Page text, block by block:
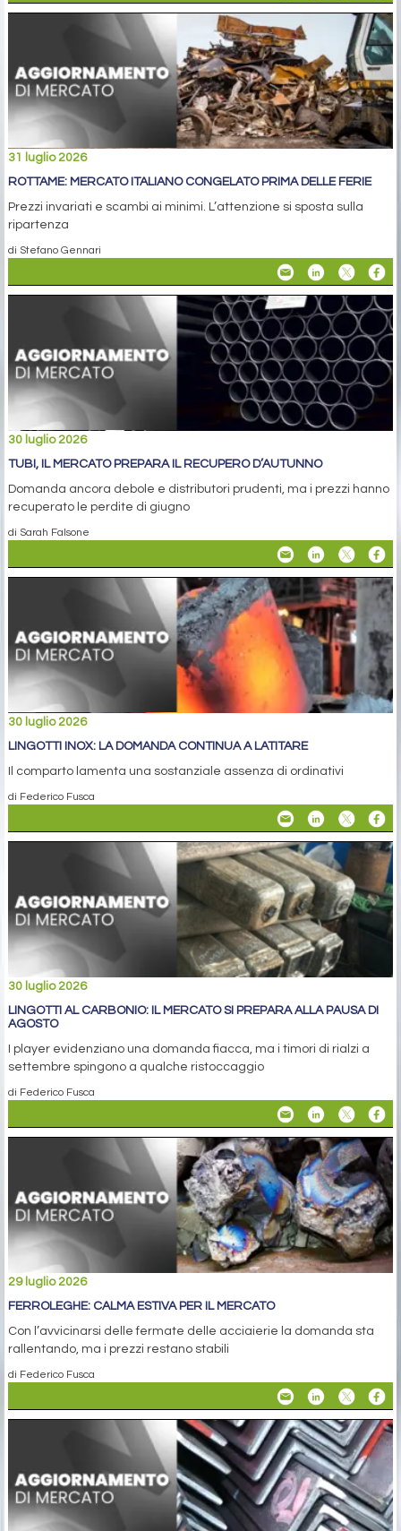
31 luglio 2026
ROTTAME: MERCATO ITALIANO CONGELATO PRIMA DELLE FERIE
Prezzi invariati e scambi ai minimi. L’attenzione si sposta sulla
ripartenza
di Stefano Gennari
30 luglio 2026
TUBI, IL MERCATO PREPARA IL RECUPERO D’AUTUNNO
Domanda ancora debole e distributori prudenti, ma i prezzi hanno
recuperato le perdite di giugno
di Sarah Falsone
30 luglio 2026
LINGOTTI INOX: LA DOMANDA CONTINUA A LATITARE
Il comparto lamenta una sostanziale assenza di ordinativi
di Federico Fusca
30 luglio 2026
LINGOTTI AL CARBONIO: IL MERCATO SI PREPARA ALLA PAUSA DI
AGOSTO
I player evidenziano una domanda fiacca, ma i timori di rialzi a
settembre spingono a qualche ristoccaggio
di Federico Fusca
29 luglio 2026
FERROLEGHE: CALMA ESTIVA PER IL MERCATO
Con l’avvicinarsi delle fermate delle acciaierie la domanda sta
rallentando, ma i prezzi restano stabili
di Federico Fusca